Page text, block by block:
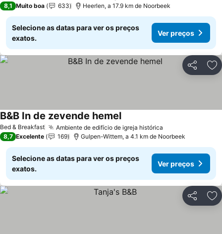
8,1 Muito boa 633 Heerlen, a 17.9 km de Noorbeek
Selecione as datas para ver os preços
exatos.
Ver preços
Partilhar
Bed & Breakfast Ambiente de edifício de igreja histórica
B&B In de zevende hemel
8,7 Excelente 169 Gulpen-Wittem, a 4.1 km de Noorbeek
Selecione as datas para ver os preços
exatos.
Ver preços
Partilhar